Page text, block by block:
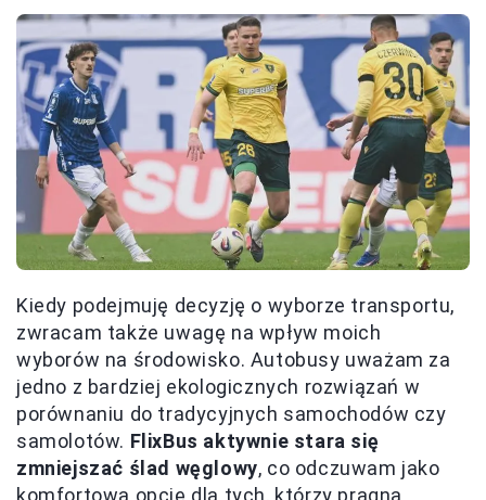
Kiedy podejmuję decyzję o wyborze transportu,
zwracam także uwagę na wpływ moich
wyborów na środowisko. Autobusy uważam za
jedno z bardziej ekologicznych rozwiązań w
porównaniu do tradycyjnych samochodów czy
samolotów. FlixBus aktywnie stara się
zmniejszać ślad węglowy, co odczuwam jako
komfortową opcję dla tych, którzy pragną